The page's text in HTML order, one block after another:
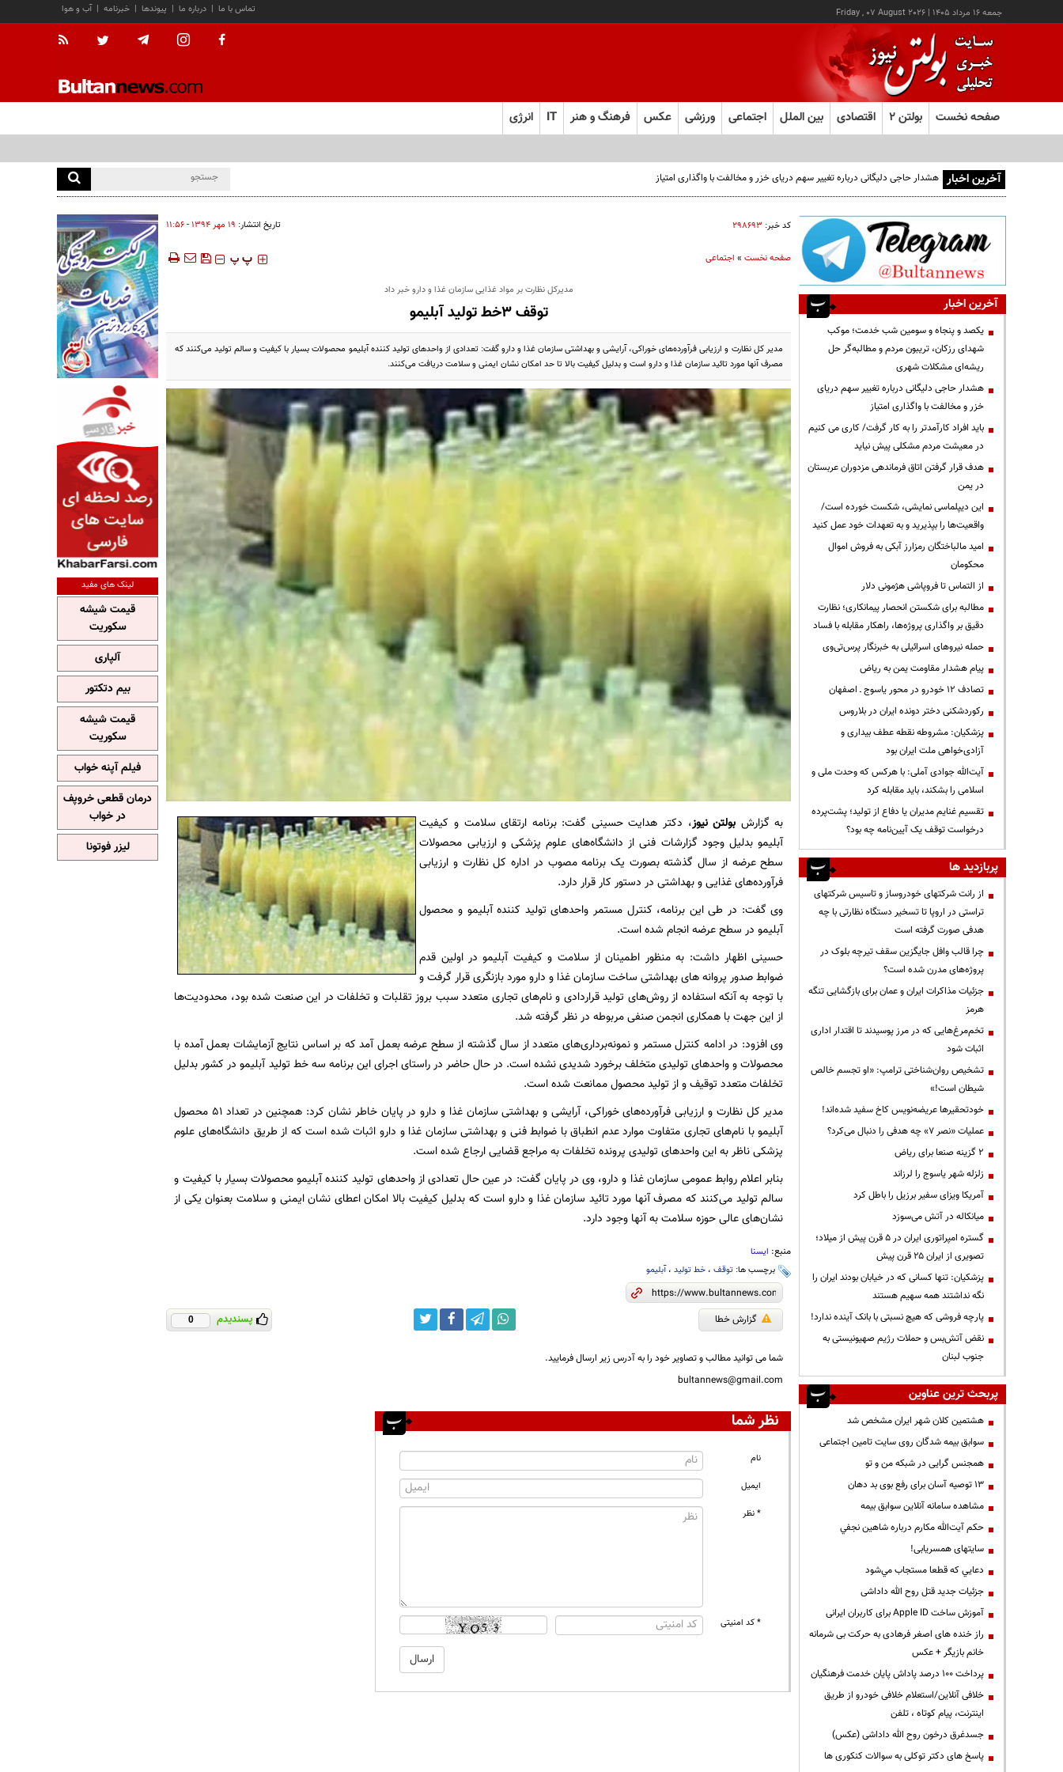
جمعه ۱۶ مرداد ۱۴۰۵ |
Friday , 07 August 2026 آب و هوا | خبرنامه | پیوندها | درباره ما | تماس با ما
صفحه نخست بولتن ۲ اقتصادی بین الملل اجتماعی ورزشی عکس فرهنگ و هنر IT انرژی
آخرین اخبار
کد خبر: ۲۹۸۶۹۳ تاریخ انتشار: ۱۹ مهر ۱۳۹۴ - ۱۱:۵۶
صفحه نخست» اجتماعی ‍‍‍ پ پ
مدیرکل نظارت بر مواد غذایی سازمان غذا و دارو خبر داد
توقف 3خط تولید آبلیمو
مدیر کل نظارت و ارزیابی فرآورده‌های خوراکی، آرایشی و بهداشتی سازمان غذا و دارو گفت: تعدادی از واحدهای تولید کننده آبلیمو محصولات بسیار با کیفیت و سالم تولید می‌کنند که
مصرف آنها مورد تائید سازمان غذا و دارو است و بدلیل کیفیت بالا تا حد امکان نشان ایمنی و سلامت دریافت می‌کنند.
به گزارش بولتن نیوز، دکتر هدایت حسینی گفت: برنامه ارتقای سلامت و کیفیت
آبلیمو بدلیل وجود گزارشات فنی از دانشگاه‌های علوم پزشکی و ارزیابی محصولات
سطح عرضه از سال گذشته بصورت یک برنامه مصوب در اداره کل نظارت و ارزیابی
فرآورده‌های غذایی و بهداشتی در دستور کار قرار دارد.
وی گفت: در طی این برنامه، کنترل مستمر واحدهای تولید کننده آبلیمو و محصول
آبلیمو در سطح عرضه انجام شده است.
حسینی اظهار داشت: به منظور اطمینان از سلامت و کیفیت آبلیمو در اولین قدم
ضوابط صدور پروانه های بهداشتی ساخت سازمان غذا و دارو مورد بازنگری قرار گرفت و
با توجه به آنکه استفاده از روش‌های تولید قراردادی و نام‌های تجاری متعدد سبب بروز تقلبات و تخلفات در این صنعت شده بود، محدودیت‌ها
از این جهت با همکاری انجمن صنفی مربوطه در نظر گرفته شد.
وی افزود: در ادامه کنترل مستمر و نمونه‌برداری‌های متعدد از سال گذشته از سطح عرضه بعمل آمد که بر اساس نتایج آزمایشات بعمل آمده با
محصولات و واحدهای تولیدی متخلف برخورد شدیدی نشده است. در حال حاضر در راستای اجرای این برنامه سه خط تولید آبلیمو در کشور بدلیل
تخلفات متعدد توقیف و از تولید محصول ممانعت شده است.
مدیر کل نظارت و ارزیابی فرآورده‌های خوراکی، آرایشی و بهداشتی سازمان غذا و دارو در پایان خاطر نشان کرد: همچنین در تعداد 51 محصول
آبلیمو با نام‌های تجاری متفاوت موارد عدم انطباق با ضوابط فنی و بهداشتی سازمان غذا و دارو اثبات شده است که از طریق دانشگاه‌های علوم
پزشکی ناظر به این واحدهای تولیدی پرونده تخلفات به مراجع قضایی ارجاع شده است.
بنابر اعلام روابط عمومی سازمان غذا و دارو، وی در پایان گفت: در عین حال تعدادی از واحدهای تولید کننده آبلیمو محصولات بسیار با کیفیت و
سالم تولید می‌کنند که مصرف آنها مورد تائید سازمان غذا و دارو است که بدلیل کیفیت بالا امکان اعطای نشان ایمنی و سلامت بعنوان یکی از
نشان‌های عالی حوزه سلامت به آنها وجود دارد.
منبع: ایسنا
برچسب ها: توقف، خط تولید،آبلیمو
گزارش خطا پسندیدم 0
شما می توانید مطالب و تصاویر خود را به آدرس زیر ارسال فرمایید.
bultannews@gmail.com
نظر شما
نام
ایمیل
* نظر
* کد امنیتی
آخرین اخبار
یکصد و پنجاه و سومین شب خدمت؛ موکب
شهدای رزکان، تریبون مردم و مطالبه‌گر حل
ریشه‌ای مشکلات شهری
هشدار حاجی دلیگانی درباره تغییر سهم دریای
خزر و مخالفت با واگذاری امتیاز
باید افراد کارآمدتر را به کار گرفت/ کاری می کنیم
در معیشت مردم مشکلی پیش نیاید
هدف قرار گرفتن اتاق‌ فرماندهی مزدوران عربستان
در یمن
این دیپلماسی نمایشی، شکست خورده است/
واقعیت‌ها را بپذیرید و به تعهدات خود عمل کنید
امید مالباختگان رمزارز آبکی به فروش اموال
محکومان
از التماس تا فروپاشی هژمونی دلار
مطالبه برای شکستن انحصار پیمانکاری؛ نظارت
دقیق بر واگذاری پروژه‌ها، راهکار مقابله با فساد
حمله نیروهای اسرائیلی به خبرنگار پرس‌تی‌وی
پیام هشدار مقاومت یمن به ریاض
تصادف ۱۲ خودرو در محور یاسوج ـ اصفهان
رکوردشکنی دختر دونده ایران در بلاروس
پزشکیان: مشروطه نقطه عطف بیداری و
آزادی‌خواهی ملت ایران بود
آیت‌الله جوادی آملی: با هرکس که وحدت ملی و
اسلامی را بشکند، باید مقابله کرد
تقسیم غنایم مدیران یا دفاع از تولید؛ پشت‌پرده
درخواست توقف یک آیین‌نامه چه بود؟
پربازدید ها
از رانت‌ شرکتهای خودروساز و تاسیس شرکتهای
تراستی در اروپا تا تسخیر دستگاه نظارتی با چه
هدفی صورت گرفته است
چرا قالب وافل جایگزین سقف تیرچه بلوک در
پروژه‌های مدرن شده است؟
جزئیات مذاکرات ایران و عمان برای بازگشایی تنگه
هرمز
تخم‌مرغ‌هایی که در مرز پوسیدند تا اقتدار اداری
اثبات شود
تشخیص روان‌شناختی ترامپ: «او تجسم خالص
شیطان است!»
خودتحقیرها عریضه‌نویس کاخ سفید شده‌اند!
عملیات «نصر ۷» چه هدفی را دنبال می‌کرد؟
۲ گزینه صنعا برای ریاض
زلزله شهر یاسوج را لرزاند
آمریکا ویزای سفیر برزیل را باطل کرد
میانکاله در آتش می‌سوزد
گستره امپراتوری ایران در ۵ قرن پیش از میلاد؛
تصویری از ایران ۲۵ قرن پیش
پزشکیان: تنها کسانی که در خیابان بودند ایران را
نگه نداشتند همه سهیم هستند
پارچه فروشی که هیچ نسبتی با بانک آینده ندارد!
نقض آتش‌بس و حملات رژیم صهیونیستی به
جنوب لبنان
پربحث ترین عناوین
هشتمین کلان شهر ایران مشخص شد
سوابق بیمه شدگان روی سایت تامین اجتماعی
همجنس گرایی در شبکه من و تو
13 توصیه آسان برای رفع بوی بد دهان
مشاهده سامانه آنلاين سوابق بیمه
حكم آيت‌الله مكارم درباره شاهين نجفي
سایتهای همسریابی!
دعايي كه قطعا مستجاب مي‌شود
جزئیات جدید قتل روح الله داداشی
آموزش ساخت Apple ID برای کاربران ایرانی
راز خنده های اصغر فرهادی به حرکت بی شرمانه
خانم بازیگر + عکس
پرداخت ۱۰۰ درصد پاداش پایان خدمت فرهنگیان
خلافی آنلاین/استعلام خلافی خودرو از طریق
اینترنت، پیام کوتاه ، تلفن
جسدغرق درخون روح الله داداشی (عکس)
پاسخ های دکتر توکلی به سوالات کنکوری ها
لینک های مفید
قیمت شیشه
سکوریت
آلپاری
بیم دتکتور
قیمت شیشه
سکوریت
فیلم آپنه خواب
درمان قطعی خروپف
در خواب
لیزر فوتونا